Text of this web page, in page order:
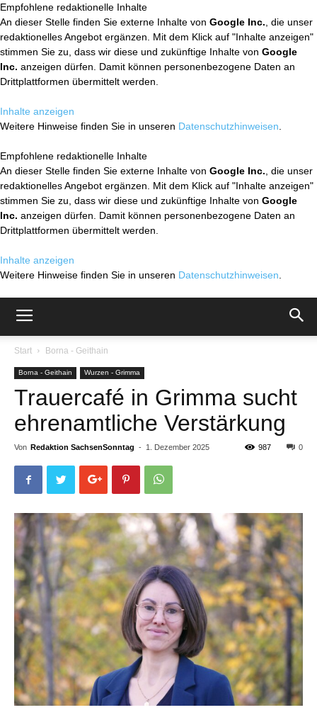
Empfohlene redaktionelle Inhalte
An dieser Stelle finden Sie externe Inhalte von Google Inc. , die unser
redaktionelles Angebot ergänzen. Mit dem Klick auf "Inhalte anzeigen"
stimmen Sie zu, dass wir diese und zukünftige Inhalte von Google
Inc. anzeigen dürfen. Damit können personenbezogene Daten an
Drittplattformen übermittelt werden.
Inhalte anzeigen
Weitere Hinweise finden Sie in unseren Datenschutzhinweisen
Empfohlene redaktionelle Inhalte
An dieser Stelle finden Sie externe Inhalte von Google Inc. , die unser
redaktionelles Angebot ergänzen. Mit dem Klick auf "Inhalte anzeigen"
stimmen Sie zu, dass wir diese und zukünftige Inhalte von Google
Inc. anzeigen dürfen. Damit können personenbezogene Daten an
Drittplattformen übermittelt werden.
Inhalte anzeigen
Weitere Hinweise finden Sie in unseren Datenschutzhinweisen
Start Borna - Geithain
Borna - Geithain Wurzen - Grimma
Trauercafé in Grimma sucht
ehrenamtliche Verstärkung
Von Redaktion SachsenSonntag - 1. Dezember 2025 0
987